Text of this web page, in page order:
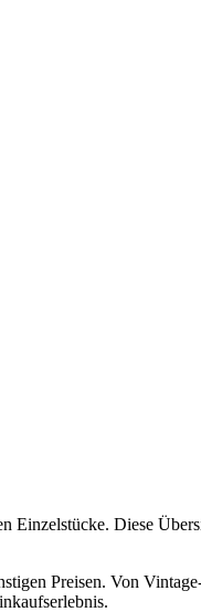
Diese
Preisen. Von